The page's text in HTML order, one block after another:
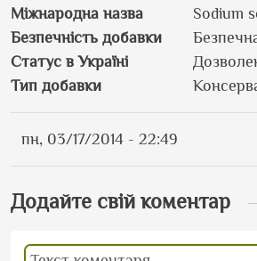
Міжнародна назва
Sodium
Безпечність добавки
Статус в Україні
Тип добавки
пн, 03/17/2014 - 22:49
Додайте свій коментар